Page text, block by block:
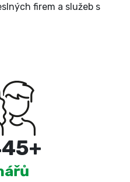
firem a služeb s
+